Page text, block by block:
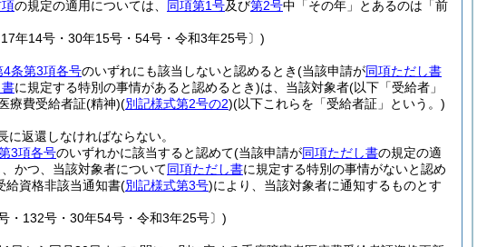
の規定の適用については、 同項第1号及び第2号中「その年」とあるのは「前
年14号・30年15号・54号・令和3年25号〕)
4条第3項各号のいずれにも該当しないと認めるとき(当該申請が同項ただし書
に規定する特別の事情があると認めるとき)は、当該対象者(以下「受給者」
療費受給者証(精神)(別記様式第2号の2)(以下これらを「受給者証」という。)
返還しなければならない。
3項各号のいずれかに該当すると認めて(当該申請が同項ただし書の規定の適
かつ、当該対象者について同項ただし書に規定する特別の事情がないと認め
給資格非該当通知書(別記様式第3号)により、当該対象者に通知するものとす
・132号・30年54号・令和3年25号〕)